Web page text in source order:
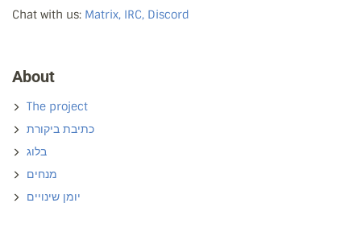
Chat with us: Matrix, IRC, Discord
About
The project
כתיבת ביקורת
בלוג
מנחים
יומן שינויים